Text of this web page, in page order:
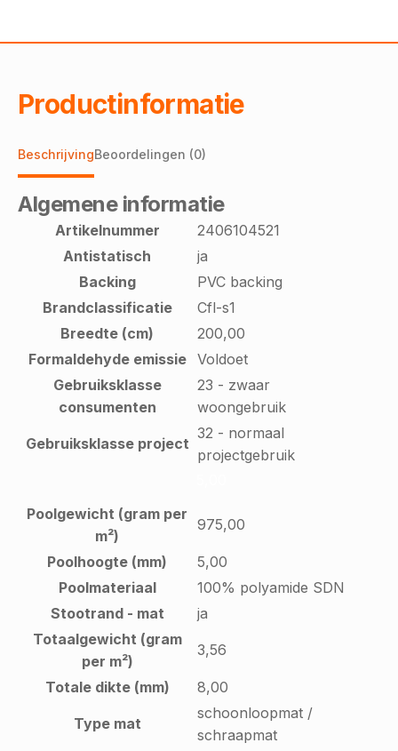
aantal
Productinformatie
BeschrijvingBeoordelingen (0)
Algemene informatie
Artikelnummer
2406104521
Antistatisch
ja
Backing
PVC backing
Brandclassificatie
Cfl-s1
Breedte (cm)
200,00
Formaldehyde emissie
Voldoet
Gebruiksklasse
consumenten
23 - zwaar
woongebruik
Gebruiksklasse project
32 - normaal
projectgebruik
Poolgewicht (gram per
m²)
975,00
Poolhoogte (mm)
5,00
Poolmateriaal
100% polyamide SDN
Stootrand - mat
ja
Totaalgewicht (gram
per m²)
3,56
Totale dikte (mm) 8,00
Type mat
schoonloopmat /
schraapmat